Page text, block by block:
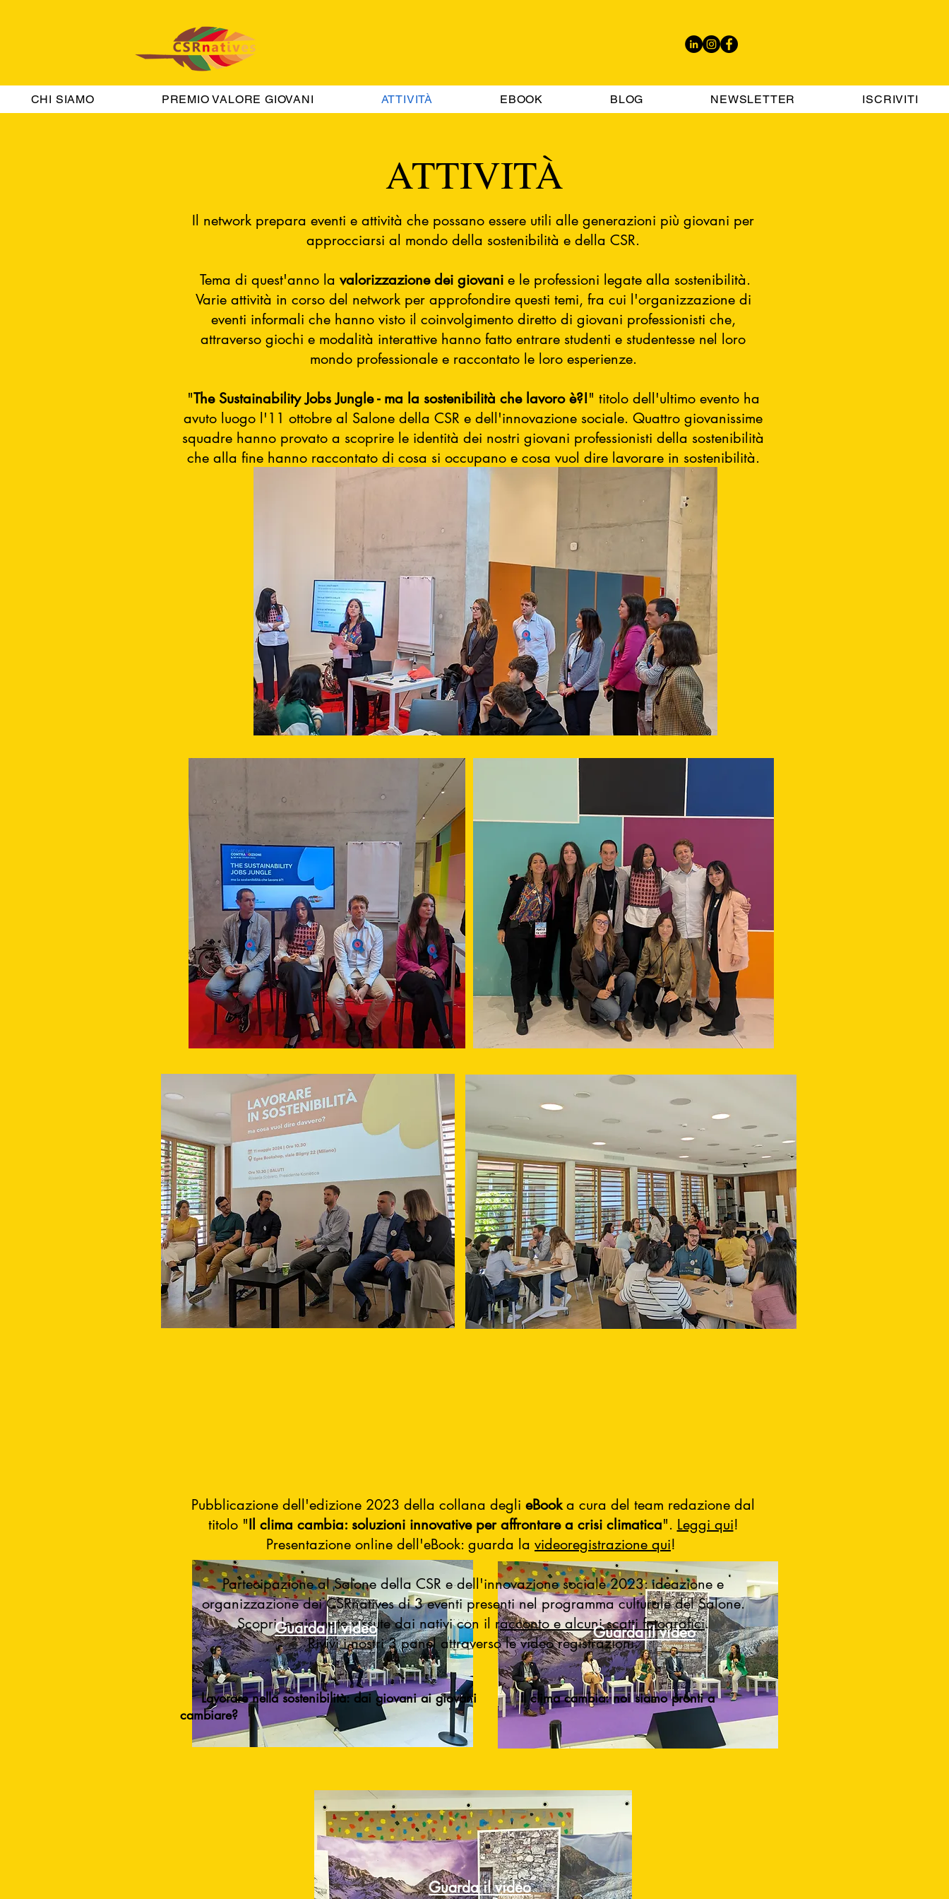
CHI SIAMO PREMIO VALORE GIOVANI ATTIVITÀ EBOOK BLOG NEWSLETTER ISCRIVITI
ATTIVITÀ
Il network prepara eventi e attività che possano essere utili alle generazioni più giovani per
approcciarsi al mondo della sostenibilità e della CSR.
Tema di quest'anno la valorizzazione dei giovanie le professioni legate alla sostenibilità.
Varie attività in corso del network per approfondire questi temi, fra cui l'organizzazione di
eventi informali che hanno visto il coinvolgimento diretto di giovani professionisti che,
attraverso giochi e modalità interattive hanno fatto entrare studenti e studentesse nel loro
mondo professionale e raccontato le loro esperienze.
"The Sustainability Jobs Jungle - ma la sostenibilità che lavoro è?!" titolo dell'ultimo evento ha
avuto luogo l'11 ottobre al Salone della CSR e dell'innovazione sociale. Quattro giovanissime
squadre hanno provato a scoprire le identità dei nostri giovani professionisti della sostenibilità
che alla fine hanno raccontato di cosa si occupano e cosa vuol dire lavorare in sostenibilità.
Pubblicazione dell'edizione 2023 della collana degli eBooka cura del team redazione dal
titolo "Il clima cambia: soluzioni innovative per affrontare a crisi climatica". Leggi qui!
Presentazione online dell'eBook: guarda la videoregistrazione qui!
Partecipazione al Salone della CSR e dell'innovazione sociale 2023: ideazione e
organizzazione dei CSRnatives di 3 eventi presenti nel programma culturale del Salone.
Scopri le giornate vissute dai nativi con il racconto e alcuni scatti fotografici.
Rivivi i nostri 3 panel attraverso le video registrazioni.
Lavorare nella sostenibilità: dai giovani aigiovani Il clima cambia: noisiamo pronti a
cambiare?
Guarda il video
Guarda il video
Guarda il video